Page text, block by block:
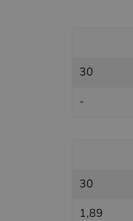
30
-
30
1,89